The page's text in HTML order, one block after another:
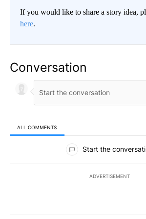
If you would like to share a story idea,
here.
Conversation
ALL COMMENTS
All Comments
Start the
ADVERTISEMENT